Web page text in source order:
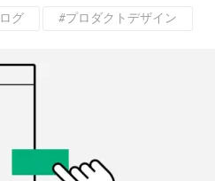
グ #プロダクトデザイン